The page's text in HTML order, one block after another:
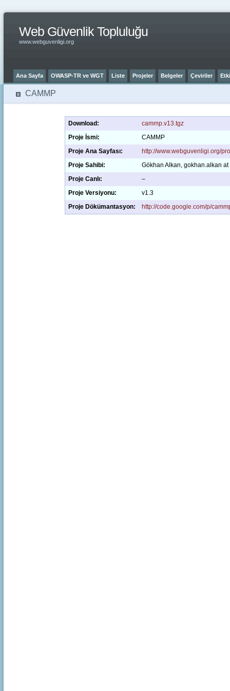
Web Güvenlik Topluluğu
www.webguvenligi.org
Ana Sayfa OWASP-TR ve WGT Liste Projeler Belgeler Çeviriler
CAMMP
Download:
cammp.v13.tgz
Proje İsmi:
CAMMP
Proje Ana Sayfası:
http://www.webguvenligi.org/
Proje Sahibi:
Gökhan Alkan, gokhan.alkan at
Proje Canlı:
–
Proje Versiyonu:
v1.3
Proje Dökümantasyon:
http://code.google.com/p/